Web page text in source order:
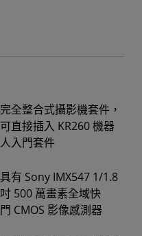
完全整合式攝影機套件，
可直接插入 KR260 機器
人入門套件
具有 Sony IMX547 1/1.8
吋 500 萬畫素全域快
門 CMOS 影像感測器